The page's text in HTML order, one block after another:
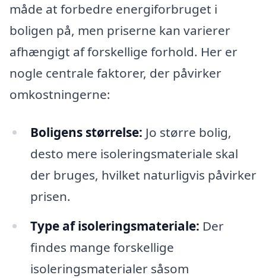
måde at forbedre energiforbruget i
boligen på, men priserne kan varierer
afhængigt af forskellige forhold. Her er
nogle centrale faktorer, der påvirker
omkostningerne:
Boligens størrelse: Jo større bolig,
desto mere isoleringsmateriale skal
der bruges, hvilket naturligvis påvirker
prisen.
Type af isoleringsmateriale: Der
findes mange forskellige
isoleringsmaterialer såsom